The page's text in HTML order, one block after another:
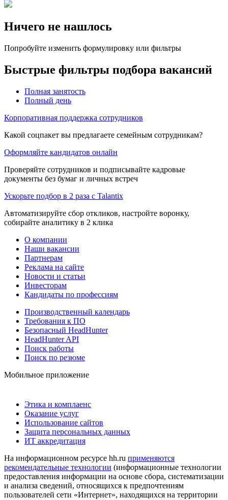
Ничего не нашлось
Попробуйте изменить формулировку или фильтры
Быстрые фильтры подбора вакансий
Полная занятость
Полный день
Корпоративная поддержка сотрудников
Какой соцпакет вы предлагаете семейным сотрудникам?
Оформляйте кандидатов онлайн
Проверяйте сотрудников и подписывайте кадровые
документы без бумаг и личных встреч
Ускорьте подбор в 2 раза с Talantix
Автоматизируйте сбор откликов, настройте воронку,
собирайте аналитику в 2 клика
О компании
Наши вакансии
Партнерам
Реклама на сайте
Новости и статьи
Инвесторам
Кандидаты по профессиям
Производственный календарь
Требования к ПО
Безопасный HeadHunter
HeadHunter API
Поиск работы
Поиск по резюме
Мобильное приложение
Этика и комплаенс
Оказание услуг
Использование сайтов
Защита персональных данных
ИТ аккредитация
На информационном ресурсе hh.ru применяются
рекомендательные технологии (информационные технологии
предоставления информации на основе сбора, систематизации
и анализа сведений, относящихся к предпочтениям
пользователей сети «Интернет», находящихся на территории